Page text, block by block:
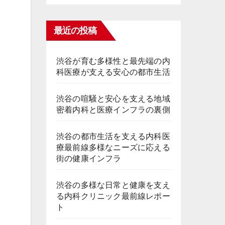
最近の投稿
渋谷が育む多様性と最先端の内
科医療が支える安心の都市生活
渋谷の喧騒と安心を支える地域
密着内科と医療インフラの裏側
渋谷の都市生活を支える内科医
療最前線多様なニーズに応える
街の健康インフラ
渋谷の多様な日常と健康を支え
る内科クリニック最前線レポー
ト